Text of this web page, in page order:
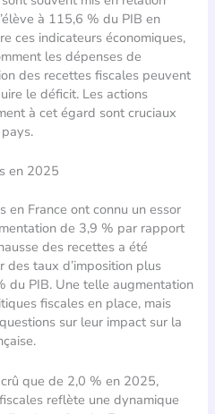
à 115,6 % du PIB en
ces indicateurs économiques,
les dépenses de
des recettes fiscales peuvent
le déficit. Les actions
à cet égard sont cruciaux
en 2025
en France ont connu un essor
de 3,9 % par rapport
des recettes a été
taux d’imposition plus
du PIB. Une telle augmentation
fiscales en place, mais
sur leur impact sur la
que de 2,0 % en 2025,
reflète une dynamique